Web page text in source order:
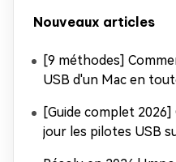
Nouveaux articles
[9 méthodes]
USB d'un Mac en
[Guide complet
jour les pilotes USB